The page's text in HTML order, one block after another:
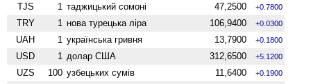
TJS 1 таджицький сомоні 47,2500 +0.7800
TRY 1 нова турецька ліра 106,9400 +0.0300
UAH 1 українська гривня 13,7900 +0.1800
USD 1 долар США 312,6500 +5.1200
UZS 100 узбецьких сумів 11,6400 +0.1900